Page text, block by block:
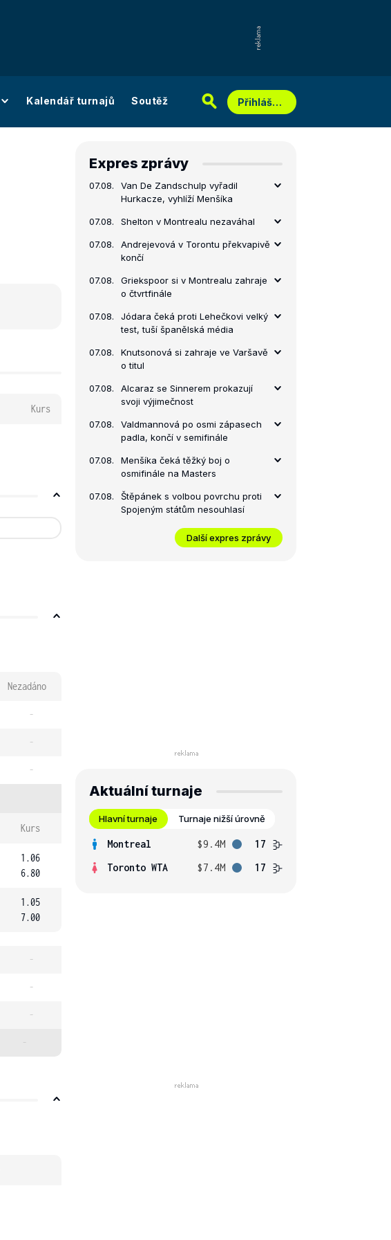
Kalendář turnajů Soutěž Přihlášení
Kurs
Nezadáno
-
-
-
Kurs
1.06
6.80
1.05
7.00
-
-
-
-
Expres zprávy
07.08.
Van De Zandschulp vyřadil
Hurkacze, vyhlíží Menšíka
07.08. Shelton v Montrealu nezaváhal
07.08.
Andrejevová v Torontu překvapivě
končí
07.08.
Griekspoor si v Montrealu zahraje
o čtvrtfinále
07.08.
Jódara čeká proti Lehečkovi velký
test, tuší španělská média
07.08.
Knutsonová si zahraje ve Varšavě
o titul
07.08.
Alcaraz se Sinnerem prokazují
svoji výjimečnost
07.08.
Valdmannová po osmi zápasech
padla, končí v semifinále
07.08.
Menšíka čeká těžký boj o
osmifinále na Masters
07.08.
Štěpánek s volbou povrchu proti
Spojeným státům nesouhlasí
Další expres zprávy
Aktuální turnaje
Hlavní turnaje Turnaje nižší úrovně
Montreal $9.4M
17
Toronto WTA
$7.4M 17